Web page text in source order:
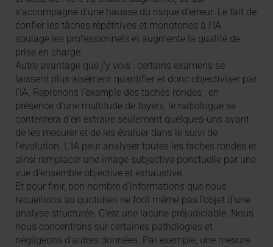
s’accompagne d’une hausse du risque d’erreur. Le fait de
confier les tâches répétitives et monotones à l’IA
soulage les professionnels et augmente la qualité de
prise en charge.
Autre avantage que j’y vois : certains examens se
laissent plus aisément quantifier et donc objectiviser par
l’IA. Reprenons l’exemple des taches rondes : en
présence d’une multitude de foyers, le radiologue se
contentera d’en extraire seulement quelques-uns avant
de les mesurer et de les évaluer dans le suivi de
l’évolution. L’IA peut analyser toutes les taches rondes et
ainsi remplacer une image subjective ponctuelle par une
vue d’ensemble objective et exhaustive.
Et pour finir, bon nombre d’informations que nous
recueillons au quotidien ne font même pas l’objet d’une
analyse structurée. C’est une lacune préjudiciable. Nous
nous concentrons sur certaines pathologies et
négligeons d’autres données. Par exemple, une mesure